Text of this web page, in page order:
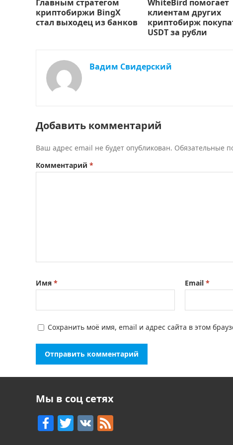
Главным стратегом
криптобиржи BingX
стал выходец из банков
WhiteBird помогает
клиентам других
криптобирж
USDT за рубли
Вадим Свидерский
Добавить комментарий
Ваш адрес email не будет опубликован. Обязательные
Комментарий *
Имя * Email *
Сохранить моё имя, email и адрес сайта в этом
Мы в соц сетях
F T V